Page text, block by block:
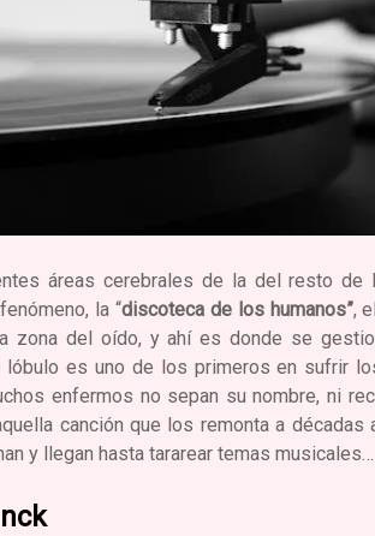
áreas cerebrales de la del resto de
la “discoteca de los humanos”,
zona del oído, y ahí es donde se
lóbulo es uno de los primeros en sufrir
enfermos no sepan su nombre, ni
canción que los remonta a
y llegan hasta tararear temas musicales…